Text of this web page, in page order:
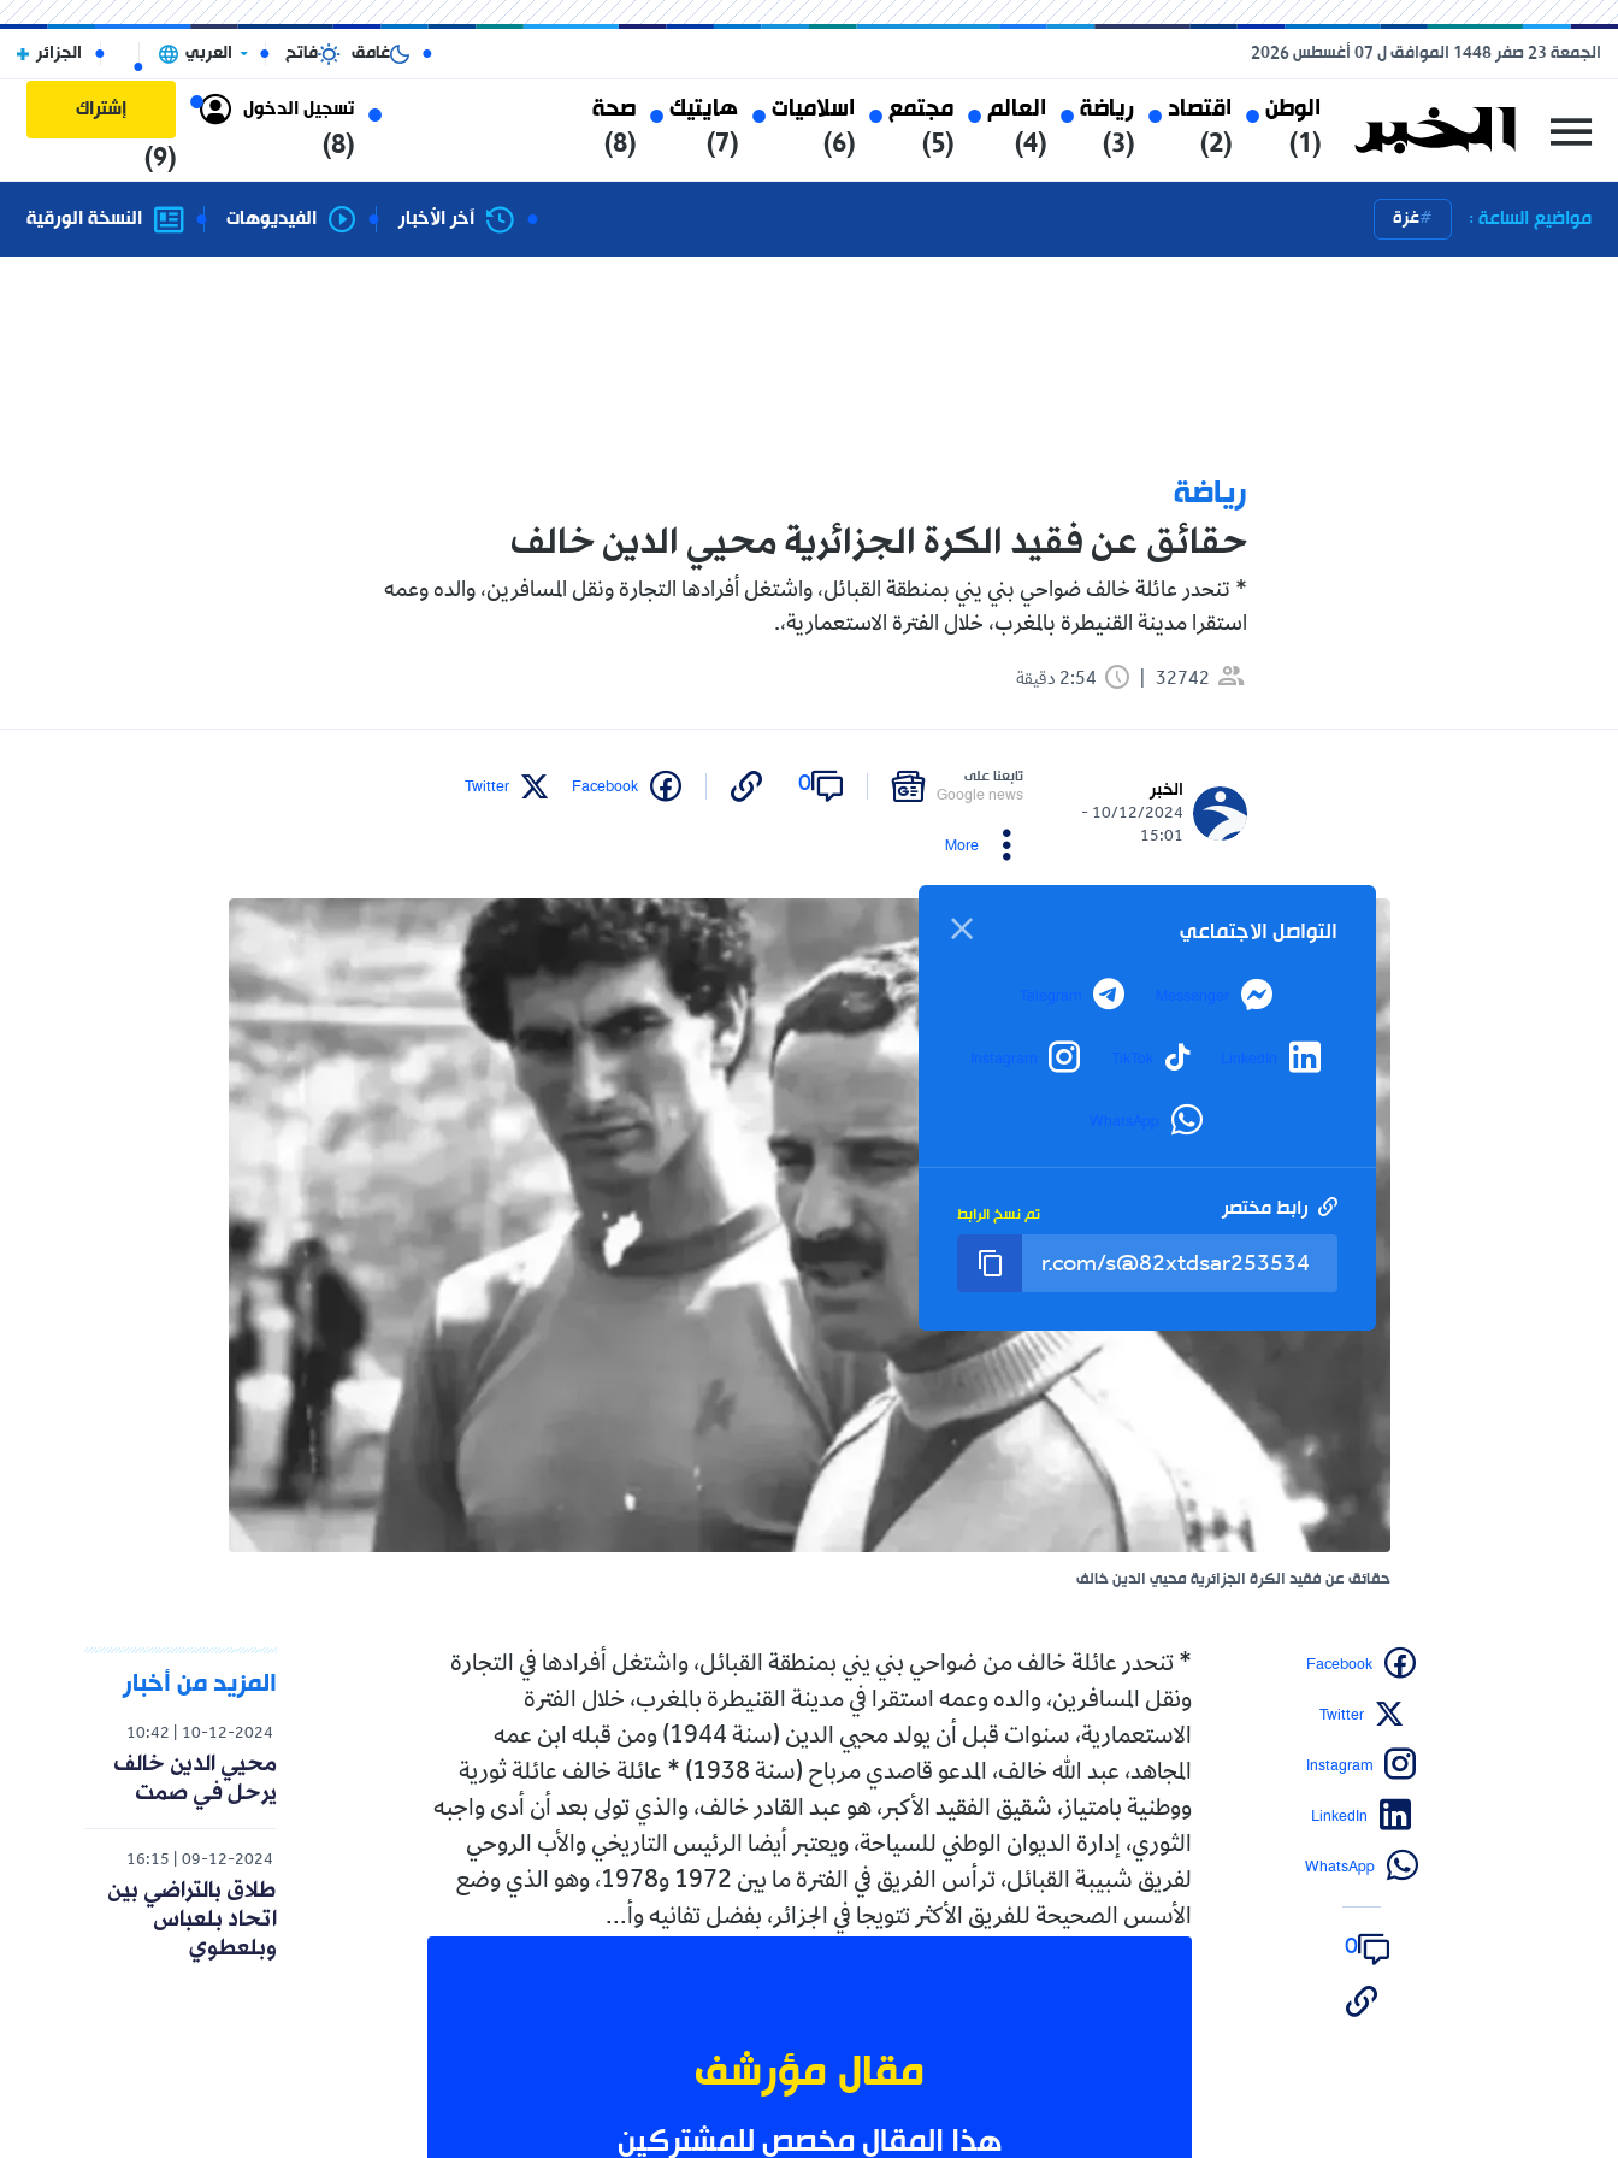
الوطن
(1)
اقتصاد
(2)
رياضة
(3)
العالم
(4)
مجتمع
(5)
اسلاميات
(6)
هايتيك
(7)
صحة
(8)
تسجيل الدخول
(8)
إشتراك
(9)
الجمعة 23 صفر 1448 الموافق ل 07 أغسطس 2026 غامق فاتح العربي الجزائر
مواضيع الساعة : غزة آخر الأخبار الفيديوهات النسخة الورقية
رياضة
حقائق عن فقيد الكرة الجزائرية محيي الدين خالف
* تنحدر عائلة خالف ضواحي بني يني بمنطقة القبائل، واشتغل أفرادها التجارة ونقل المسافرين، والده وعمه
استقرا مدينة القنيطرة بالمغرب، خلال الفترة الاستعمارية،.
32742
الخبر
10/12/2024 -
15:01
تابعنا على
Google news
0
Facebook
Twitter
More
التواصل الاجتماعي
Messenger
Telegram
LinkedIn
TikTok
Instagram
WhatsApp
رابط مختصر تم نسخ الرابط
حقائق عن فقيد الكرة الجزائرية محيي الدين خالف
* تنحدر عائلة خالف من ضواحي بني يني بمنطقة القبائل، واشتغل أفرادها في التجارة
ونقل المسافرين، والده وعمه استقرا في مدينة القنيطرة بالمغرب، خلال الفترة
الاستعمارية، سنوات قبل أن يولد محيي الدين (سنة 1944) ومن قبله ابن عمه
المجاهد، عبد الله خالف، المدعو قاصدي مرباح (سنة 1938) * عائلة خالف عائلة ثورية
ووطنية بامتياز، شقيق الفقيد الأكبر، هو عبد القادر خالف، والذي تولى بعد أن أدى واجبه
الثوري، إدارة الديوان الوطني للسياحة، ويعتبر أيضا الرئيس التاريخي والأب الروحي
لفريق شبيبة القبائل، ترأس الفريق في الفترة ما بين 1972 و1978، وهو الذي وضع
الأسس الصحيحة للفريق الأكثر تتويجا في الجزائر، بفضل تفانيه وأ...
مقال مؤرشف
هذا المقال مخصص للمشتركين
Facebook
Twitter
Instagram
LinkedIn
WhatsApp
0
المزيد من أخبار
10-12-2024
10:42
محيي الدين خالف
يرحل في صمت
09-12-2024
16:15
طلاق بالتراضي بين
اتحاد بلعباس
وبلعطوي